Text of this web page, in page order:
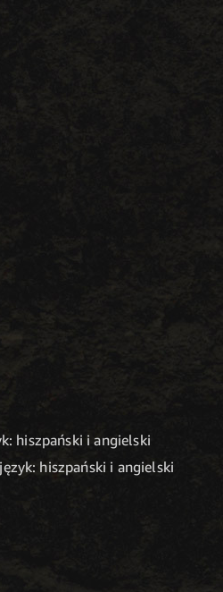
hiszpański i angielski
hiszpański i angielski